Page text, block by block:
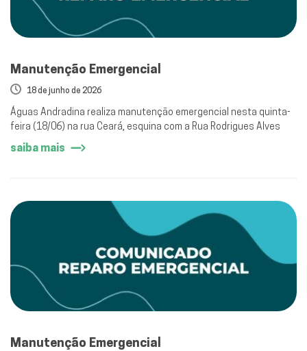
Manutenção Emergencial
18 de junho de 2026
Águas Andradina realiza manutenção emergencial nesta quinta-
feira (18/06) na rua Ceará, esquina com a Rua Rodrigues Alves
saiba mais
Manutenção Emergencial